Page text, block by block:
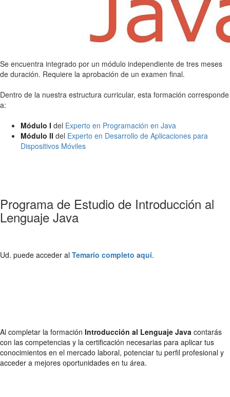
Se encuentra integrado por un módulo independiente de tres meses
de duración. Requiere la aprobación de un examen final.
Dentro de la nuestra estructura curricular, esta formación corresponde
a:
Módulo I del Experto en Programación en Java
Módulo II del Experto en Desarrollo de Aplicaciones para
Dispositivos Móviles
Programa de Estudio de Introducción al
Lenguaje Java
Ud. puede acceder al Temario completo aquí.
Al completar la formación Introducción al Lenguaje Java contarás
con las competencias y la certificación necesarias para aplicar tus
conocimientos en el mercado laboral, potenciar tu perfil profesional y
acceder a mejores oportunidades en tu área.